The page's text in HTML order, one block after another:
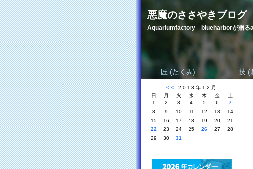
悪魔のささやきブログ
Aquariumfactory blueharborが贈る
匠 (たくみ) 技 (
<<
2013年12月
日
月 火 水 木 金
土
1
2 3 4 5 6
7
8
9 10 11 12 13
14
15
16 17 18 19 20
21
22
23 24 25 26 27
28
29
30 31